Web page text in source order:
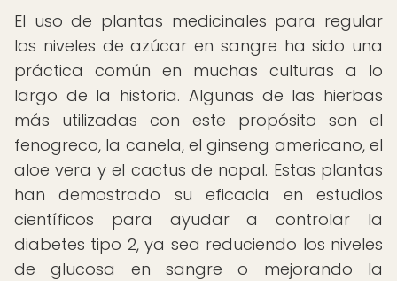
El uso de plantas medicinales para regular
los niveles de azúcar en sangre ha sido una
práctica común en muchas culturas a lo
largo de la historia. Algunas de las hierbas
más utilizadas con este propósito son el
fenogreco, la canela, el ginseng americano, el
aloe vera y el cactus de nopal. Estas plantas
han demostrado su eficacia en estudios
científicos para ayudar a controlar la
diabetes tipo 2, ya sea reduciendo los niveles
de glucosa en sangre o mejorando la